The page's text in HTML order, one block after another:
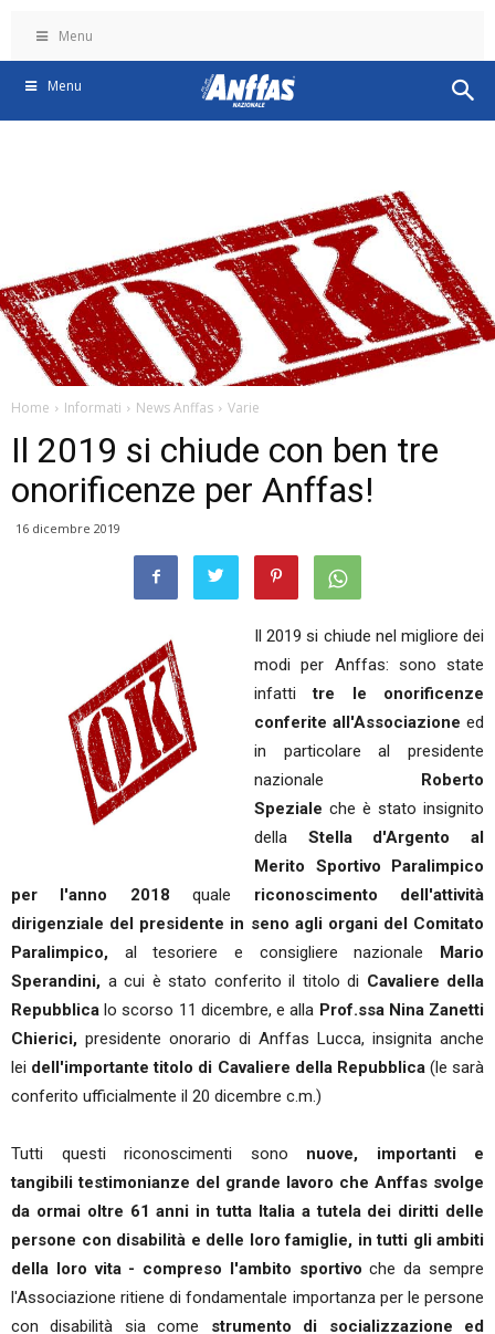
Menu
Menu
Home Informati News Anffas Varie
Il 2019 si chiude con ben tre
onorificenze per Anffas!
16 dicembre 2019
Il 2019 si chiude nel migliore dei
modi per Anffas: sono state
infattitre le onorificenze
conferite all'Associazione ed
in particolare al presidente
nazionale Roberto
Speziale che è stato insignito
della Stella d'Argento al
Merito Sportivo Paralimpico
per l'anno 2018quale riconoscimento dell'attività
dirigenziale del presidente in seno agli organi del Comitato
Paralimpico, al tesoriere e consigliere nazionale Mario
Sperandini, a cui è stato conferito il titolo di Cavaliere della
Repubblicalo scorso 11 dicembre, e alla Prof.ssa Nina Zanetti
Chierici, presidente onorario di Anffas Lucca, insignita anche
lei dell'importante titolo di Cavaliere della Repubblica (le sarà
conferito ufficialmente il 20 dicembre c.m.)
Tutti questi riconoscimenti sono nuove, importanti e
tangibili testimonianze del grande lavoro che Anffas svolge
da ormai oltre 61 anni in tutta Italia a tutela dei diritti delle
persone con disabilità e delle loro famiglie, in tutti gli ambiti
della loro vita - compreso l'ambito sportivo che da sempre
l'Associazione ritiene di fondamentale importanza per le persone
con disabilità sia come strumento di socializzazione ed